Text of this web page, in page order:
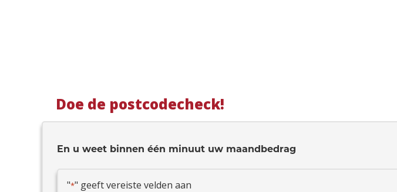
Doe de postcodecheck!
En u weet binnen één minuut uw maandbedrag
"*" geeft vereiste velden aan